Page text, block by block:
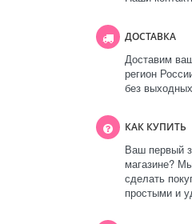
ДОСТАВКА
Доставим
регион
без
КАК КУПИТЬ
Ваш первый
магазине?
сделать
простыми и